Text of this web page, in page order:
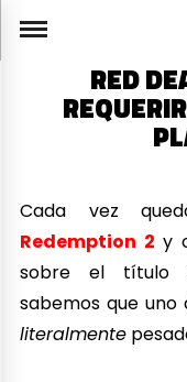
RED
Cada vez
Redemption 2 y
sobre el título
sabemos que uno
literalmente